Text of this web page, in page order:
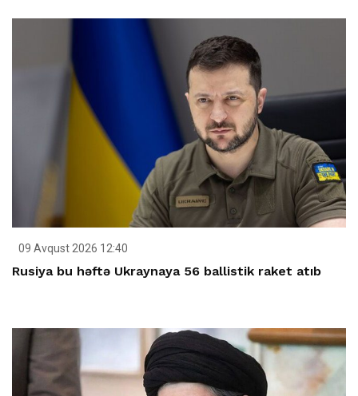
09 Avqust 2026 12:40
Rusiya bu həftə Ukraynaya 56 ballistik raket atıb